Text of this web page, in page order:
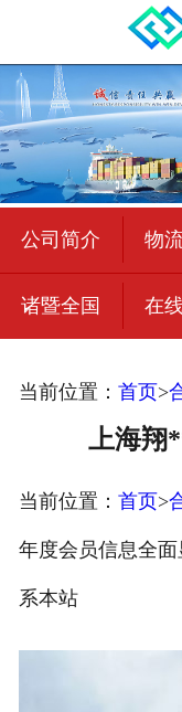
公司简介 物
诸暨全国 在
当前位置： 首页>
上海翔
当前位置： 首页>
年度会员信息全
系本站